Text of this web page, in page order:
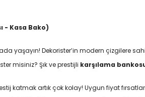
- Kasa Bako)
yaşayın! Dekorister’in modern çizgilere
misiniz? Şık ve prestijli karşılama
katmak artık çok kolay! Uygun fiyat